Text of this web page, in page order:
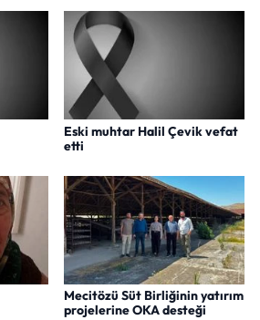
Eski muhtar Halil Çevik vefat
etti
Mecitözü Süt Birliğinin yatırım
projelerine OKA desteği